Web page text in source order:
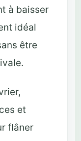
à baisser
idéal
être
et
flâner